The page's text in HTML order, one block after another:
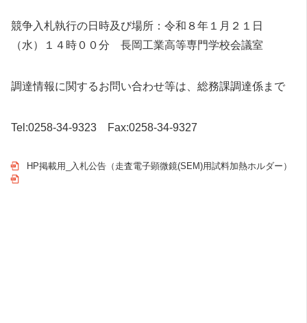
競争入札執行の日時及び場所：令和８年１月２１日
（水）１４時００分 長岡工業高等専門学校会議室
調達情報に関するお問い合わせ等は、総務課調達係まで
Tel:0258-34-9323 Fax:0258-34-9327
HP掲載用_入札公告（走査電子顕微鏡(SEM)用試料加熱ホルダー）